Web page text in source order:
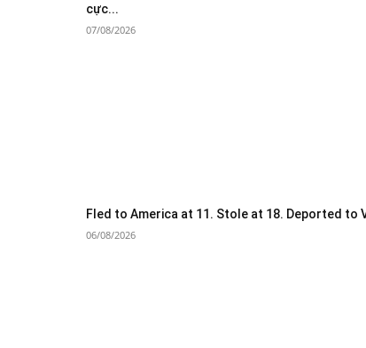
cực...
07/08/2026
Fled to America at 11. Stole at 18. Deported to
06/08/2026